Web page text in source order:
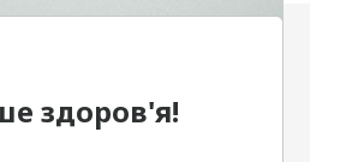
здоров'я!